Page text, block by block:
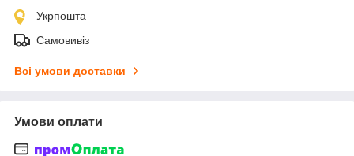
Укрпошта
Самовивіз
Всі умови доставки
Умови оплати